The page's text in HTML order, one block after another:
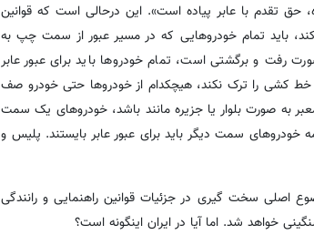
حق تقدم با عابر پیاده است». این درحالی است که قوانین
باید تمام خودروهایی که در مسیر عبور از سمت چپ به
رفت و برگشتی است، تمام خودروها باید برای عبور عابر
خط کشی را ترک نکند، هیچکدام از خودروها حتی خودرو صف
به صورت بلوار یا جزیره مانند باشد، خودروهای یک سمت
خودروهای سمت دیگر باید برای عبور عابر بایستند. پلیس و
اصلی سخت گیری در جزئیات قوانین راهنمایی و رانندگی
خواهد شد. اما آیا در ایران اینگونه است؟